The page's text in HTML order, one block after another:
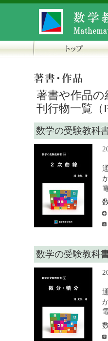
著書や作品
刊行物一覧（
数学の受験教
数学の受験教